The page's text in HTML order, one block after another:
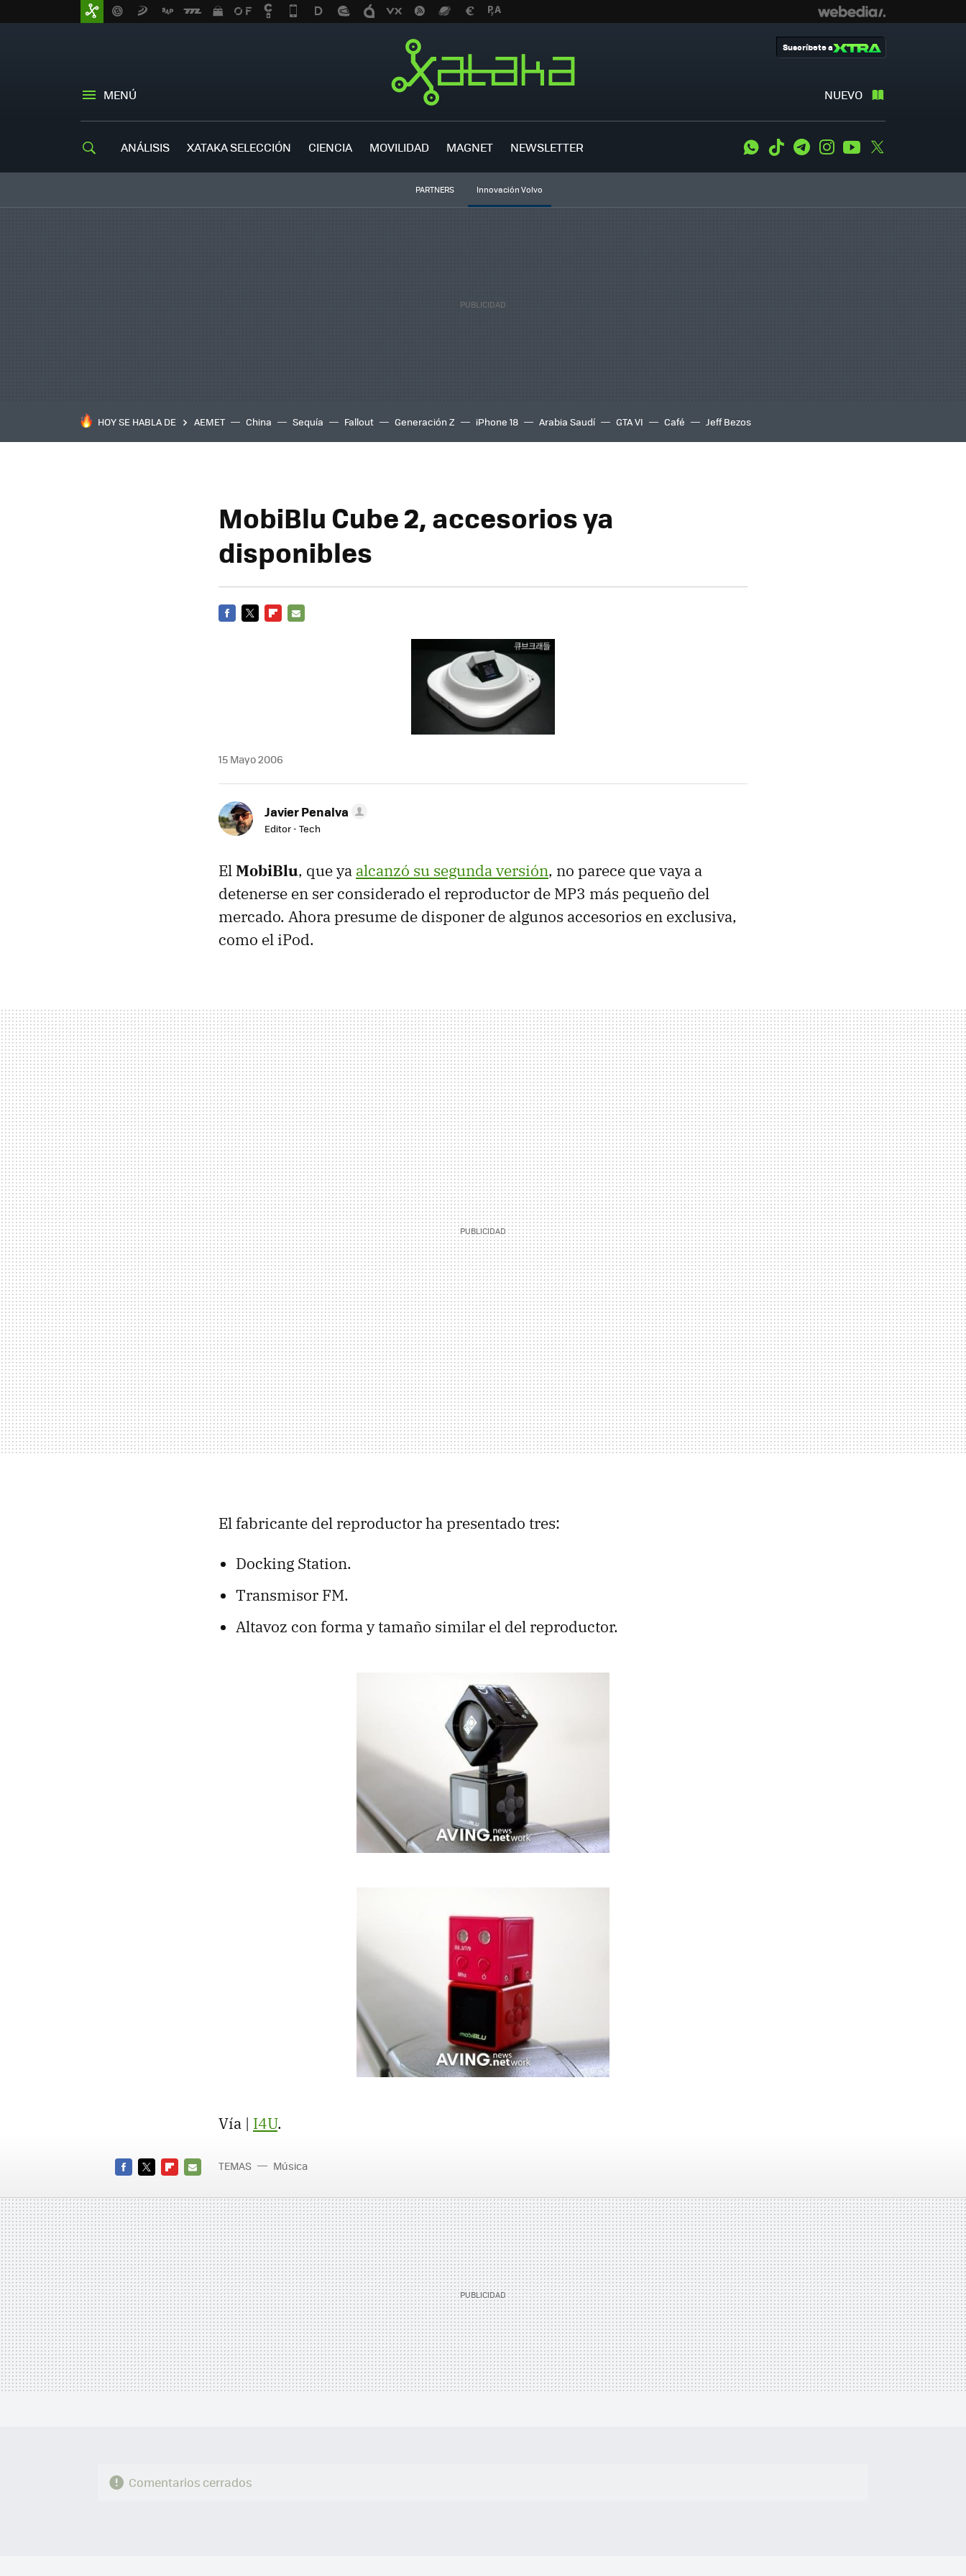
MENÚ NUEVO
Suscríbete a
ANÁLISIS XATAKA SELECCIÓN CIENCIA MOVILIDAD MAGNET NEWSLETTER WhatsApp
Tiktok TelegramInstagramYoutube
PARTNERS Innovación Volvo
HOY SE HABLA DE AEMET China Sequía Fallout Generación Z iPhone 18 Arabia Saudí GTA VI Café Jeff Bezos
MobiBlu Cube 2, accesorios ya
disponibles
15 Mayo 2006
Javier Penalva
Editor - Tech
ElMobiBlu, que ya alcanzó su segunda versión, no parece que vaya a
detenerse en ser considerado el reproductor de MP3 más pequeño del
mercado. Ahora presume de disponer de algunos accesorios en exclusiva,
como el iPod.
El fabricante del reproductor ha presentado tres:
Docking Station.
Transmisor FM.
Altavoz con forma y tamaño similar el del reproductor.
Vía | I4U.
MAIL
TEMAS Música
Comentarios cerrados